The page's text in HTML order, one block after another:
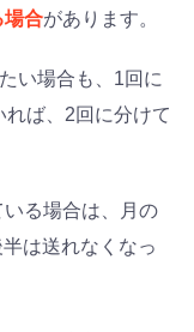
場合があります。
い場合も、1回に
ば、2回に分けて
る場合は、月の
は送れなくなっ